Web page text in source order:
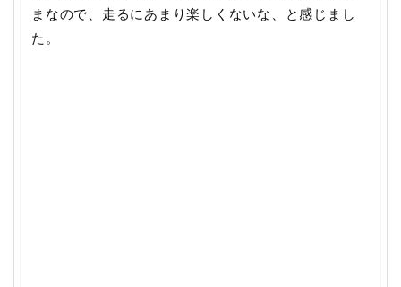
まなので、走るにあまり楽しくないな、と感じまし
た。